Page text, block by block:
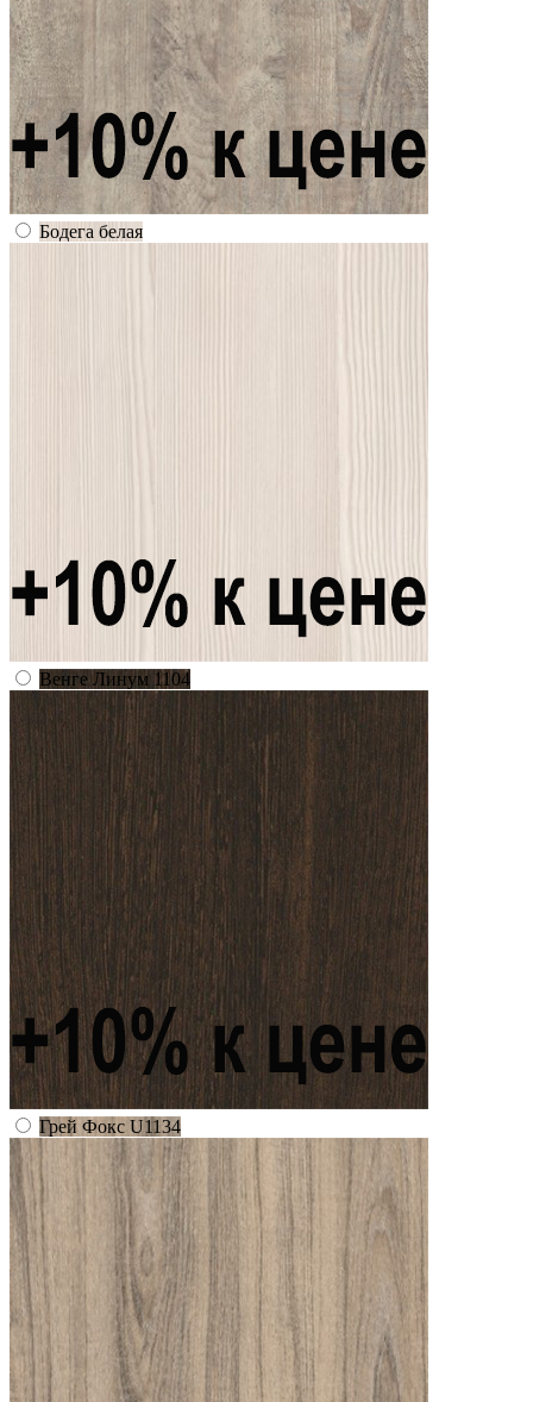
Бодега белая
Венге Линум 1104
Грей Фокс U1134